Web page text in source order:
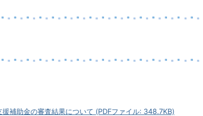
援補助金の審査結果について (PDFファイル: 348.7KB)